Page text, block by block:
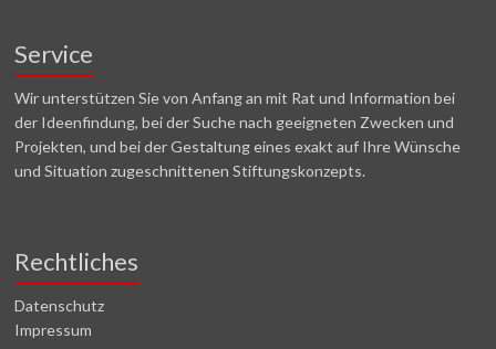
Service
Wir unterstützen Sie von Anfang an mit Rat und Information bei
der Ideenfindung, bei der Suche nach geeigneten Zwecken und
Projekten, und bei der Gestaltung eines exakt auf Ihre Wünsche
und Situation zugeschnittenen Stiftungskonzepts.
Rechtliches
Datenschutz
Impressum